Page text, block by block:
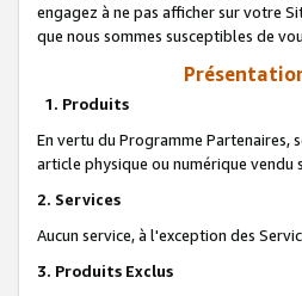
engagez à ne pas afficher sur votre
que nous sommes susceptibles de
1. Produits
En vertu du Programme Partenaires,
article physique ou numérique vendu
2. Services
Aucun service, à l'exception des
3. Produits Exclus